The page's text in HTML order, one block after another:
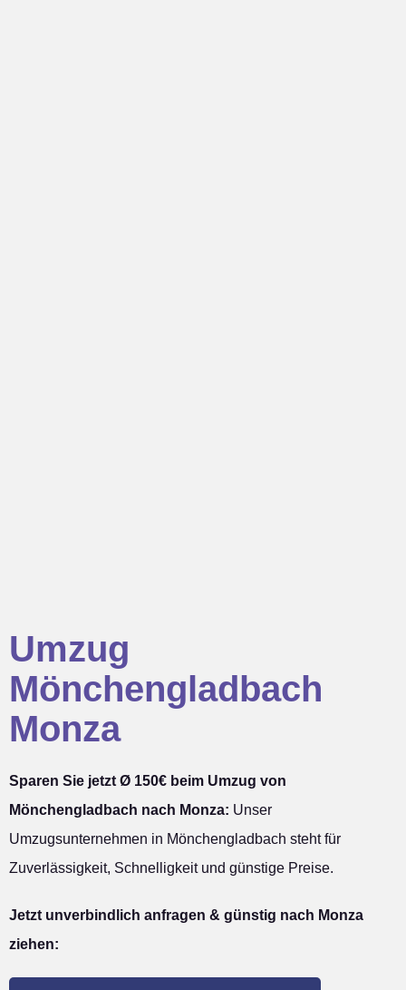
Umzug
Mönchengladbach
Monza
Sparen Sie jetzt Ø 150€ beim Umzug von
Mönchengladbach nach Monza: Unser
Umzugsunternehmen in Mönchengladbach steht für
Zuverlässigkeit, Schnelligkeit und günstige Preise.
Jetzt unverbindlich anfragen & günstig nach Monza
ziehen: